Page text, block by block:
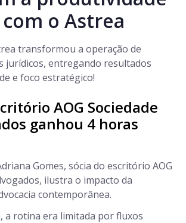
o Astrea
transformou a operação de
jurídicos, entregando resultados
e foco estratégico!
AOG Sociedade
ganhou 4 horas
Gomes, sócia do escritório AOG
ilustra o impacto da
contemporânea.
a rotina era limitada por fluxos